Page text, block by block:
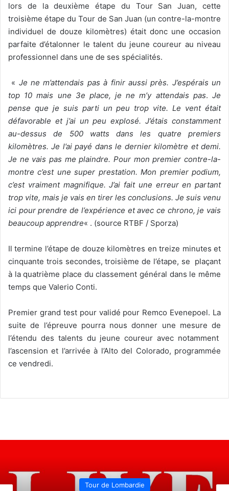
lors de la deuxième étape du Tour San Juan, cette
troisième étape du Tour de San Juan (un contre-la-montre
individuel de douze kilomètres) était donc une occasion
parfaite d’étalonner le talent du jeune coureur au niveau
professionnel dans une de ses spécialités.
« Je ne m’attendais pas à finir aussi près. J’espérais un
top 10 mais une 3e place, je ne m’y attendais pas.Je
pense que je suis parti un peu trop vite. Le vent était
défavorable et j’ai un peu explosé. J’étais constamment
au-dessus de 500 watts dans les quatre premiers
kilomètres. Je l’ai payé dans le dernier kilomètre et demi.
Je ne vais pas me plaindre. Pour mon premier contre-la-
montre c’est une super prestation. Mon premier podium,
c’est vraiment magnifique. J’ai fait une erreur en partant
trop vite, mais je vais en tirer les conclusions. Je suis venu
ici pour prendre de l’expérience et avec ce chrono, je vais
beaucoup apprendre« . (source RTBF / Sporza)
Il termine l’étape de douze kilomètres en treize minutes et
cinquante trois secondes, troisième de l’étape, se plaçant
à la quatrième place du classement général dans le même
temps que Valerio Conti.
Premier grand test pour validé pour Remco Evenepoel. La
suite de l’épreuve pourra nous donner une mesure de
l’étendu des talents du jeune coureur avec notamment
l’ascension et l’arrivée à l’Alto del Colorado, programmée
ce vendredi.
Tour de Lombardie